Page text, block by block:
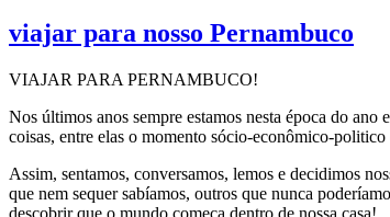
viajar para nosso Pernambuco
VIAJAR PARA PERNAMBUCO!
Nos últimos anos sempre estamos nesta época do
coisas, entre elas o momento sócio-econômico-
Assim, sentamos, conversamos, lemos e decidimos
que nem sequer sabíamos, outros que nunca
descobrir que o mundo começa dentro de nossa casa!